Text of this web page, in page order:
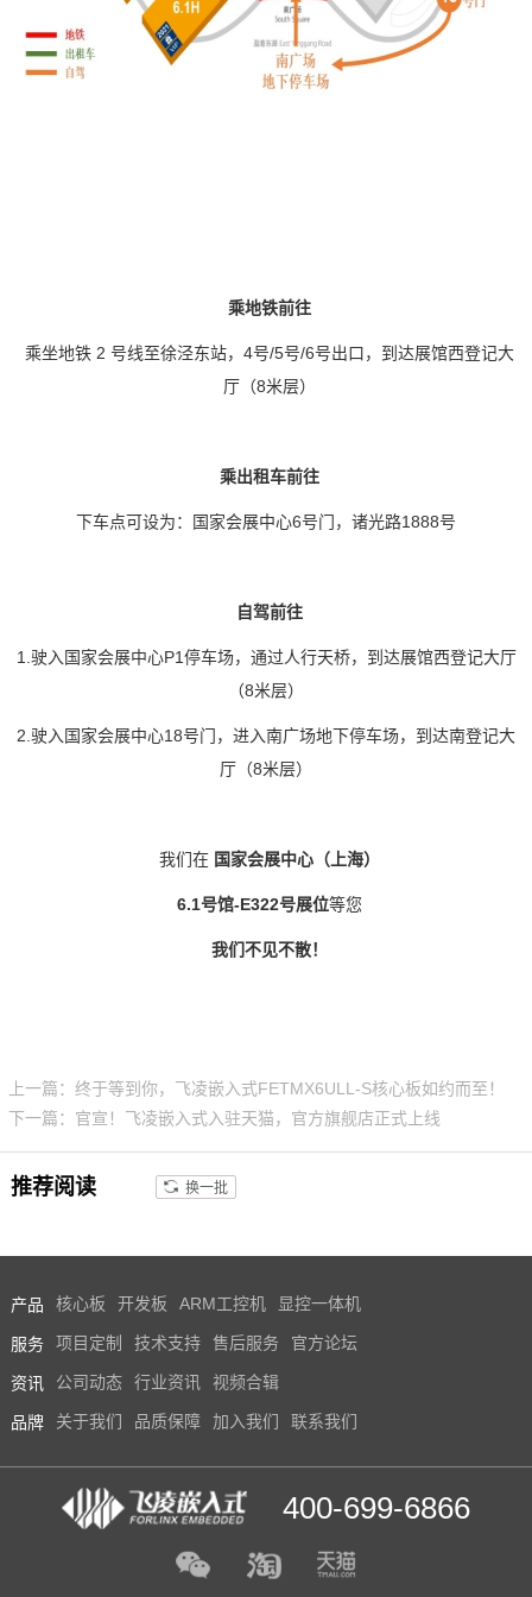
乘地铁前往
乘坐地铁2 号线至徐泾东站， 4号/5号/6号出口，到达展馆西登记大
厅（8米层）
乘出租车前往
下车点可设为：国家会展中心6号门，诸光路1888号
自驾前往
1. 驶入国家会展中心P1停车场，通过人行天桥，到达展馆西登记大厅
（8米层）
2. 驶入国家会展中心18号门，进入南广场地下停车场，到达南登记大
厅（8米层）
我们在 国家会展中心（上海）
6.1号馆-E322号展位等您
我们不见不散！
上一篇：终于等到你，飞凌嵌入式FETMX6ULL-S核心板如约而至！
下一篇：官宣！飞凌嵌入式入驻天猫，官方旗舰店正式上线
推荐阅读 换一批
产品 核心板 开发板 ARM工控机 显控一体机
服务 项目定制 技术支持 售后服务 官方论坛
资讯 公司动态 行业资讯 视频合辑
品牌 关于我们 品质保障 加入我们 联系我们
400-699-6866